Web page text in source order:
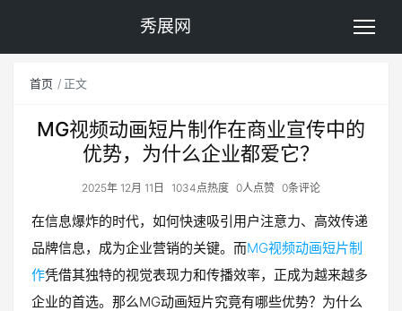
秀展网
首页 正文
MG视频动画短片制作在商业宣传中的
优势，为什么企业都爱它？
2025年 12月 11日 1034点热度 0人点赞 0条评论
在信息爆炸的时代，如何快速吸引用户注意力、高效传递
品牌信息，成为企业营销的关键。而MG视频动画短片制
作凭借其独特的视觉表现力和传播效率，正成为越来越多
企业的首选。那么MG动画短片究竟有哪些优势？为什么